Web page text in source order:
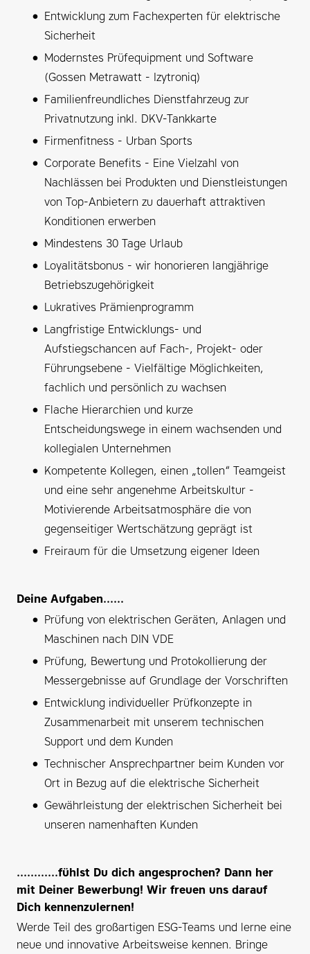
Entwicklung zum Fachexperten für elektrische
Sicherheit
Modernstes Prüfequipment und Software
(Gossen Metrawatt - Izytroniq)
Familienfreundliches Dienstfahrzeug zur
Privatnutzung inkl. DKV-Tankkarte
Firmenfitness - Urban Sports
Corporate Benefits - Eine Vielzahl von
Nachlässen bei Produkten und Dienstleistungen
von Top-Anbietern zu dauerhaft attraktiven
Konditionen erwerben
Mindestens 30 Tage Urlaub
Loyalitätsbonus - wir honorieren langjährige
Betriebszugehörigkeit
Lukratives Prämienprogramm
Langfristige Entwicklungs- und
Aufstiegschancen auf Fach-, Projekt- oder
Führungsebene - Vielfältige Möglichkeiten,
fachlich und persönlich zu wachsen
Flache Hierarchien und kurze
Entscheidungswege in einem wachsenden und
kollegialen Unternehmen
Kompetente Kollegen, einen „tollen“ Teamgeist
und eine sehr angenehme Arbeitskultur -
Motivierende Arbeitsatmosphäre die von
gegenseitiger Wertschätzung geprägt ist
Freiraum für die Umsetzung eigener Ideen
Deine Aufgaben......
Prüfung von elektrischen Geräten, Anlagen und
Maschinen nach DIN VDE
Prüfung, Bewertung und Protokollierung der
Messergebnisse auf Grundlage der Vorschriften
Entwicklung individueller Prüfkonzepte in
Zusammenarbeit mit unserem technischen
Support und dem Kunden
Technischer Ansprechpartner beim Kunden vor
Ort in Bezug auf die elektrische Sicherheit
Gewährleistung der elektrischen Sicherheit bei
unseren namenhaften Kunden
............fühlst Du dich angesprochen? Dann her
mit Deiner Bewerbung! Wir freuen uns darauf
Dich kennenzulernen!
Werde Teil des großartigen ESG-Teams und lerne eine
neue und innovative Arbeitsweise kennen. Bringe